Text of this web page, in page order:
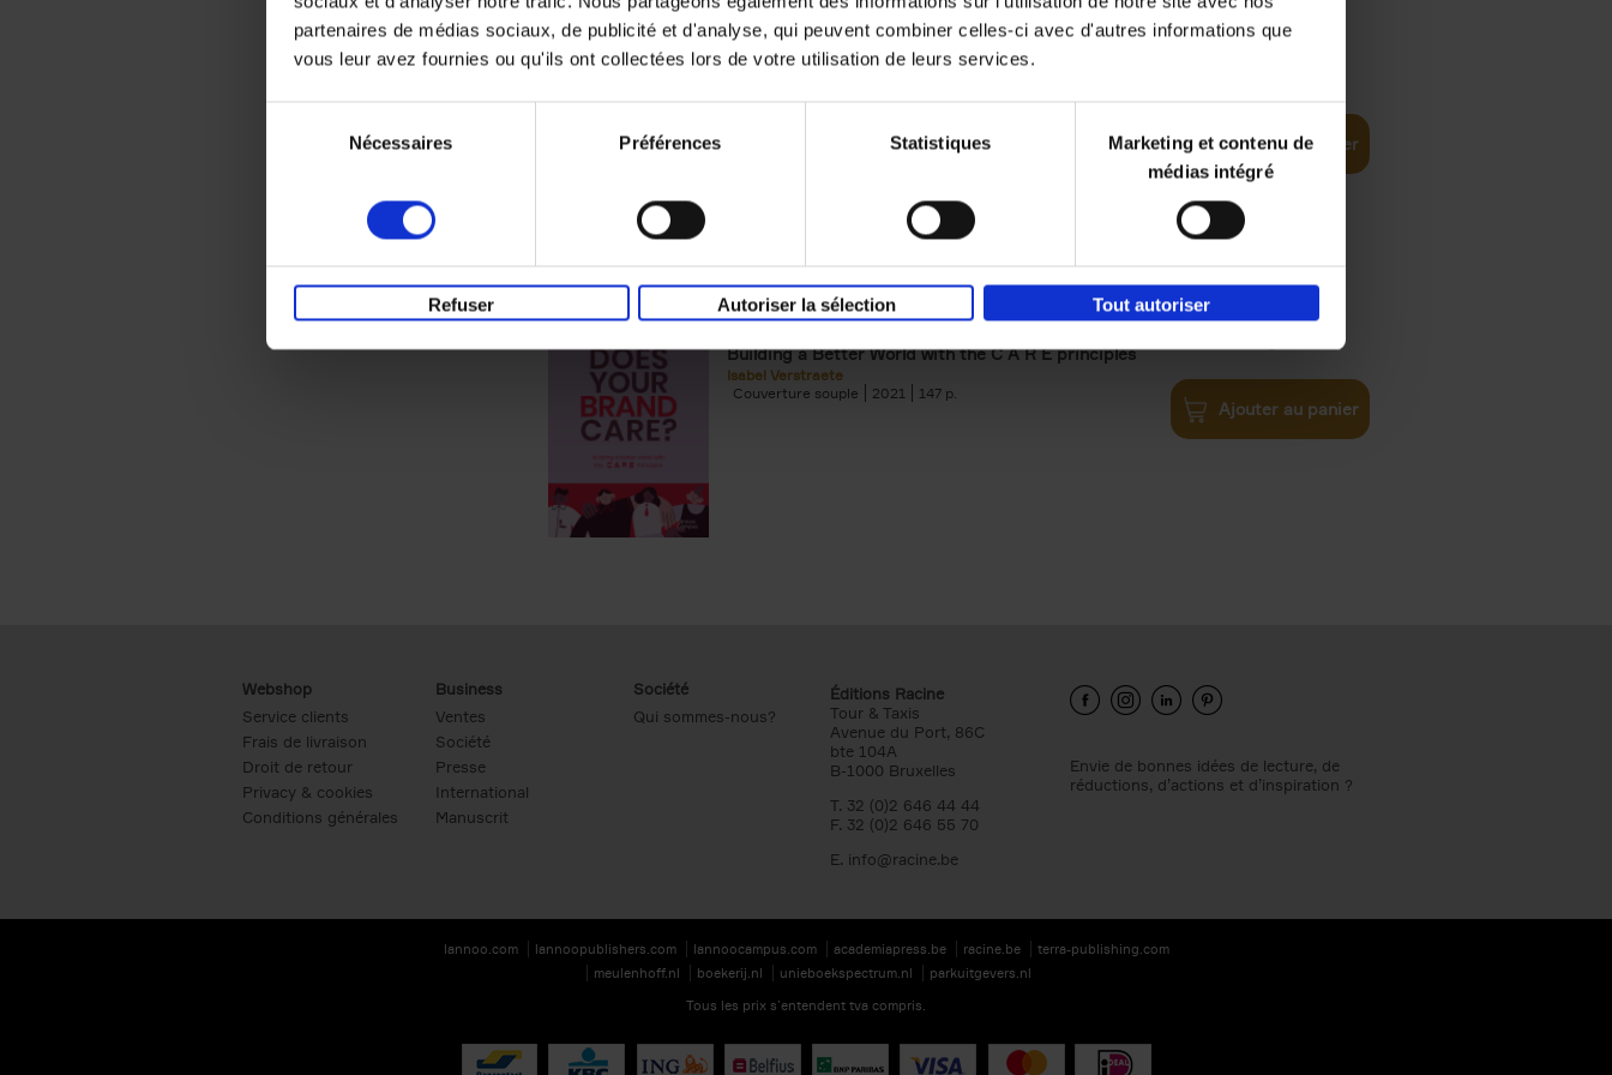
partenaires de médias sociaux, de publicité et d'analyse, qui peuvent combiner celles-ci avec d'autres informations que
vous leur avez fournies ou qu'ils ont collectées lors de votre utilisation de leurs services.
Nécessaires Préférences Statistiques
Marketing et contenu de
médias intégré
Refuser Autoriser la sélection Tout autoriser
Building Bonds = Building Business
Ajouter au panier
Does Your Brand Care?
Building a Better World with the C A R E principles
Isabel Verstraete
Couverture souple
2021 147
€34,99
Ajouter au panier
Webshop
Service clients
Frais de livraison
Droit de retour
Privacy & cookies
Conditions générales
Business
Ventes
Société
Presse
International
Manuscrit
Société
Qui sommes-nous?
Éditions Racine
Tour & Taxis
Avenue du Port, 86C
bte 104A
B-1000 Bruxelles
T. 32 (0)2 646 44 44
F. 32 (0)2 646 55 70
E. info@racine.be
Envie de bonnes idées de lecture, de
réductions, d’actions et d’inspiration ?
lannoo.com lannoopublishers.com lannoocampus.com academiapress.be racine.be
terra-publishing.com
meulenhoff.nl
boekerij.nl unieboekspectrum.nl
parkuitgevers.nl
Tous les prix s’entendent tva compris.